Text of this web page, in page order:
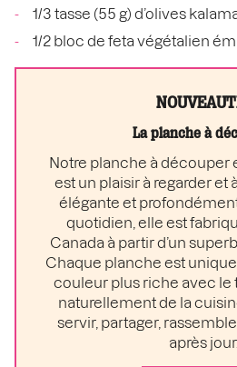
1/3 tasse (55 g) d’olives
1/2 bloc de feta végétalien
La planche à
Notre planche à découper
est un plaisir à regarder et
élégante et
quotidien, elle est
Canada à partir d’un
Chaque planche est
couleur plus riche avec le
naturellement de la
servir, partager,
après jour.